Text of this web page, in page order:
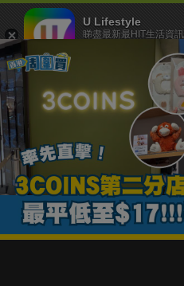
U Lifestyle
睇盡最新最HIT生活資訊